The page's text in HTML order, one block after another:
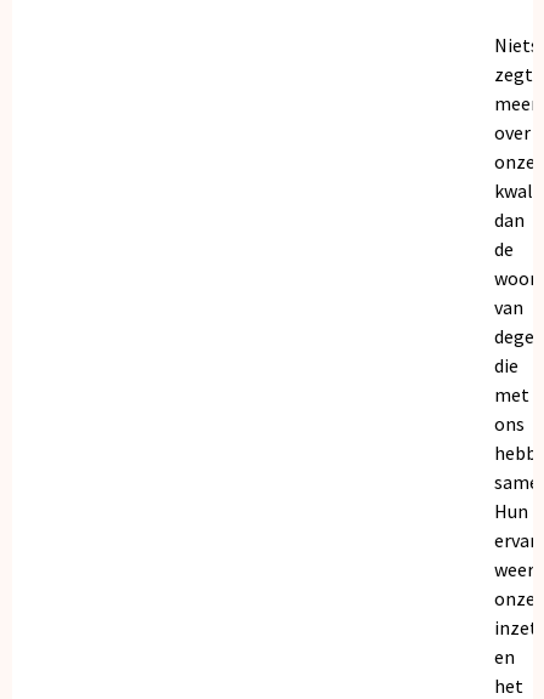
Niets
zegt
meer
over
onze
dan
de
van
die
met
ons
Hun
onze
inzet
en
het